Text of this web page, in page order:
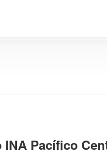
INA Pacífico